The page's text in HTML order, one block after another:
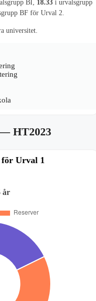
BI, 18.33 i urvalsgrupp
BF för Urval 2.
universitet.
HT2023
Urval 1
år